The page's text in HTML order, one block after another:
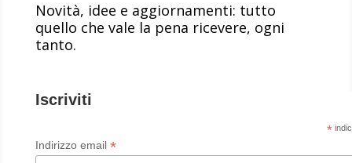
Novità, idee e aggiornamenti: tutto
quello che vale la pena ricevere, ogni
tanto.
Iscriviti
*
Indirizzo email *